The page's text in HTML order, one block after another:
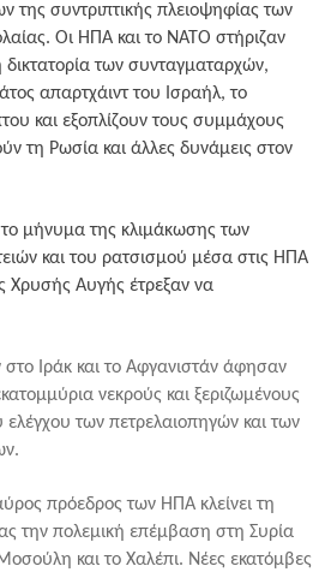
της συντριπτικής πλειοψηφίας των
Οι ΗΠΑ και το ΝΑΤΟ στήριζαν
των συνταγματαρχών,
απαρτχάιντ του Ισραήλ, το
και εξοπλίζουν τους συμμάχους
τη Ρωσία και άλλες δυνάμεις στον
μήνυμα της κλιμάκωσης των
και του ρατσισμού μέσα στις ΗΠΑ
Χρυσής Αυγής έτρεξαν να
Ιράκ και το Αφγανιστάν άφησαν
νεκρούς και ξεριζωμένους
των πετρελαιοπηγών και των
πρόεδρος των ΗΠΑ κλείνει τη
την πολεμική επέμβαση στη Συρία
και το Χαλέπι. Νέες εκατόμβες